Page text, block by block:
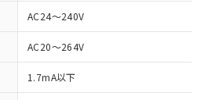
AC24～240V
AC20～264V
1.7mA以下